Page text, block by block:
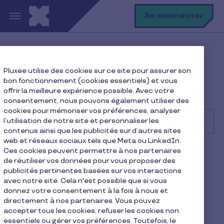
Aller au contenu principal Se connecter
Bien démarrer avec Pluxee
Comment passer une commande de chèques Pluxee
pour mes collaborateurs ?
Rechercher
Entreprise
Comment passer une
commande de chèques
Pluxee pour mes
Pluxee utilise des cookies sur ce site pour assurer son
bon fonctionnement (cookies essentiels) et vous
offrir la meilleure expérience possible. Avec votre
consentement, nous pouvons également utiliser des
cookies pour mémoriser vos préférences, analyser
l’utilisation de notre site et personnaliser les
contenus ainsi que les publicités sur d’autres sites
web et réseaux sociaux tels que Meta ou LinkedIn.
Ces cookies peuvent permettre à nos partenaires
de réutiliser vos données pour vous proposer des
publicités pertinentes basées sur vos interactions
avec notre site. Cela n'est possible que si vous
donnez votre consentement à la fois à nous et
directement à nos partenaires. Vous pouvez
accepter tous les cookies, refuser les cookies non
essentiels ou gérer vos préférences. Toutefois, le